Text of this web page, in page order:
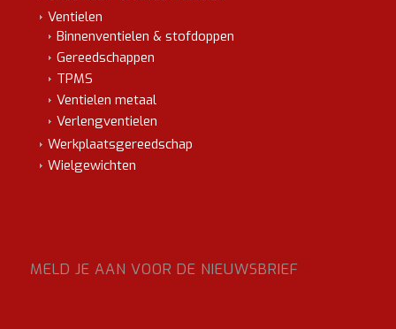
Ventielen
Binnenventielen & stofdoppen
Gereedschappen
TPMS
Ventielen metaal
Verlengventielen
Werkplaatsgereedschap
Wielgewichten
MELD JE AAN VOOR DE NIEUWSBRIEF